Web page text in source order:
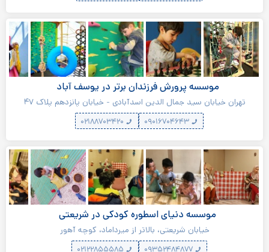
موسسه پرورش فرزندان برتر در یوسف آباد
تهران خیابان سید جمال الدین اسدآبادی - خیابان پانزدهم پلاک ۴۷
۰۹۰۱۶۷۰۴۶۴۳
موسسه دنیای اسطوره کودکی در شریعتی
خیابان شریعتی،‌ بالاتر از میرداماد، کوچه آهور
۰۹۳۵۲۴۸۴۸۷۷